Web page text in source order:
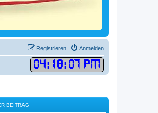
Anmelden
Registrieren
04: 18:07 PM
BEITRAG